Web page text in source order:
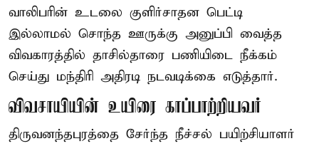
வாலிபரின் உடலை குளிர்சாதன பெட்டி
இல்லாமல் சொந்த ஊருக்கு அனுப்பி வைத்த
விவகாரத்தில் தாசில்தாரை பணியிடை நீக்கம்
செய்து மந்திரி அதிரடி நடவடிக்கை எடுத்தார்.
விவசாயியின் உயிரை காப்பாற்றியவர்
திருவனந்தபுரத்தை சேர்ந்த நீச்சல் பயிற்சியாளர்